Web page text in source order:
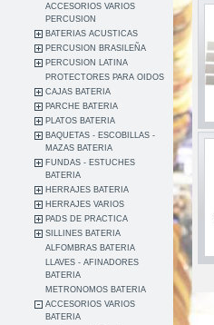
ACCESORIOS VARIOS
PERCUSION
BATERIAS ACUSTICAS
PERCUSION BRASILEÑA
PERCUSION LATINA
PROTECTORES PARA OIDOS
CAJAS BATERIA
PARCHE BATERIA
PLATOS BATERIA
BAQUETAS - ESCOBILLAS -
MAZAS BATERIA
FUNDAS - ESTUCHES
BATERIA
HERRAJES BATERIA
HERRAJES VARIOS
PADS DE PRACTICA
SILLINES BATERIA
ALFOMBRAS BATERIA
LLAVES - AFINADORES
BATERIA
METRONOMOS BATERIA
ACCESORIOS VARIOS
BATERIA